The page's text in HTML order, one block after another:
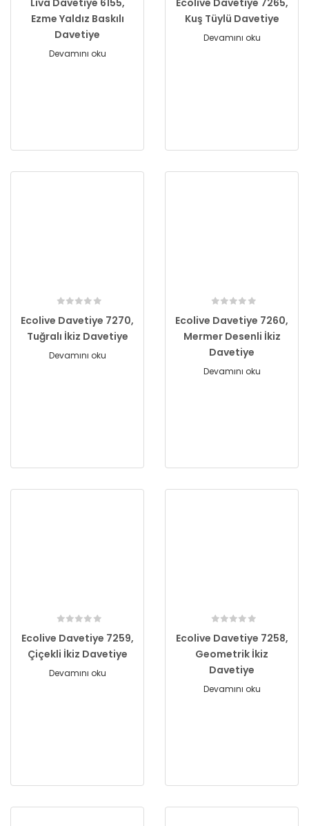
Liva Davetiye 6155,
Ezme Yaldız Baskılı
Davetiye
Devamını oku
Ecolive Davetiye 7265,
Kuş Tüylü Davetiye
Devamını oku
Ecolive Davetiye 7270,
Tuğralı İkiz Davetiye
Devamını oku
Ecolive Davetiye 7260,
Mermer Desenli İkiz
Davetiye
Devamını oku
Ecolive Davetiye 7259,
Çiçekli İkiz Davetiye
Devamını oku
Ecolive Davetiye 7258,
Geometrik İkiz
Davetiye
Devamını oku